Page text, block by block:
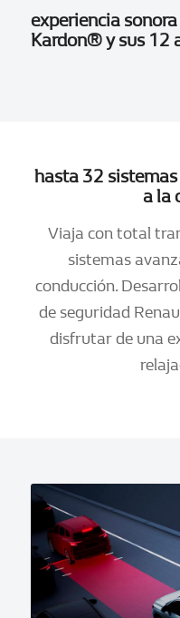
experiencia
Kardon® y sus 12
hasta 32
a la
Viaja con total
sistemas
conducción.
de seguridad
disfrutar de una